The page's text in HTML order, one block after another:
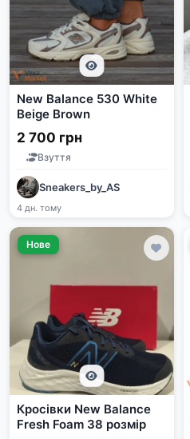
New Balance 530 White
Beige Brown
2 700 грн
Взуття
Sneakers_by_AS
4 дн. тому
Нове
Кросівки New Balance
Fresh Foam 38 розмір